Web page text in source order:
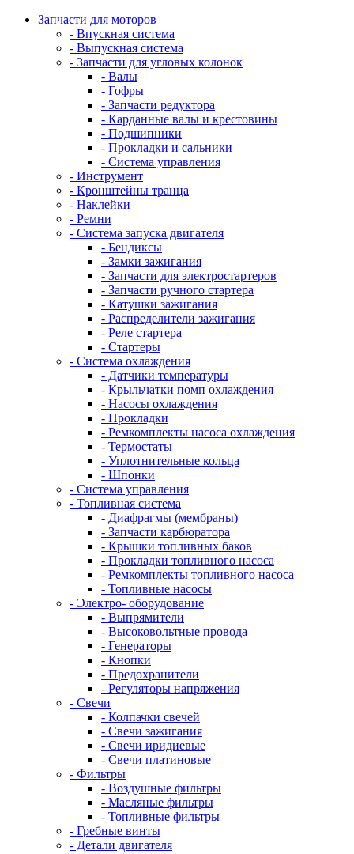
Запчасти для моторов
- Впускная система
- Выпускная система
- Запчасти для угловых колонок
- Валы
- Гофры
- Запчасти редуктора
- Карданные валы и крестовины
- Подшипники
- Прокладки и сальники
- Система управления
- Инструмент
- Кронштейны транца
- Наклейки
- Ремни
- Система запуска двигателя
- Бендиксы
- Замки зажигания
- Запчасти для электростартеров
- Запчасти ручного стартера
- Катушки зажигания
- Распределители зажигания
- Реле стартера
- Стартеры
- Система охлаждения
- Датчики температуры
- Крыльчатки помп охлаждения
- Насосы охлаждения
- Прокладки
- Ремкомплекты насоса охлаждения
- Термостаты
- Уплотнительные кольца
- Шпонки
- Система управления
- Топливная система
- Диафрагмы (мембраны)
- Запчасти карбюратора
- Крышки топливных баков
- Прокладки топливного насоса
- Ремкомплекты топливного насоса
- Топливные насосы
- Электро- оборудование
- Выпрямители
- Высоковольтные провода
- Генераторы
- Кнопки
- Предохранители
- Регуляторы напряжения
- Свечи
- Колпачки свечей
- Свечи зажигания
- Свечи иридиевые
- Свечи платиновые
- Фильтры
- Воздушные фильтры
- Масляные фильтры
- Топливные фильтры
- Гребные винты
- Детали двигателя